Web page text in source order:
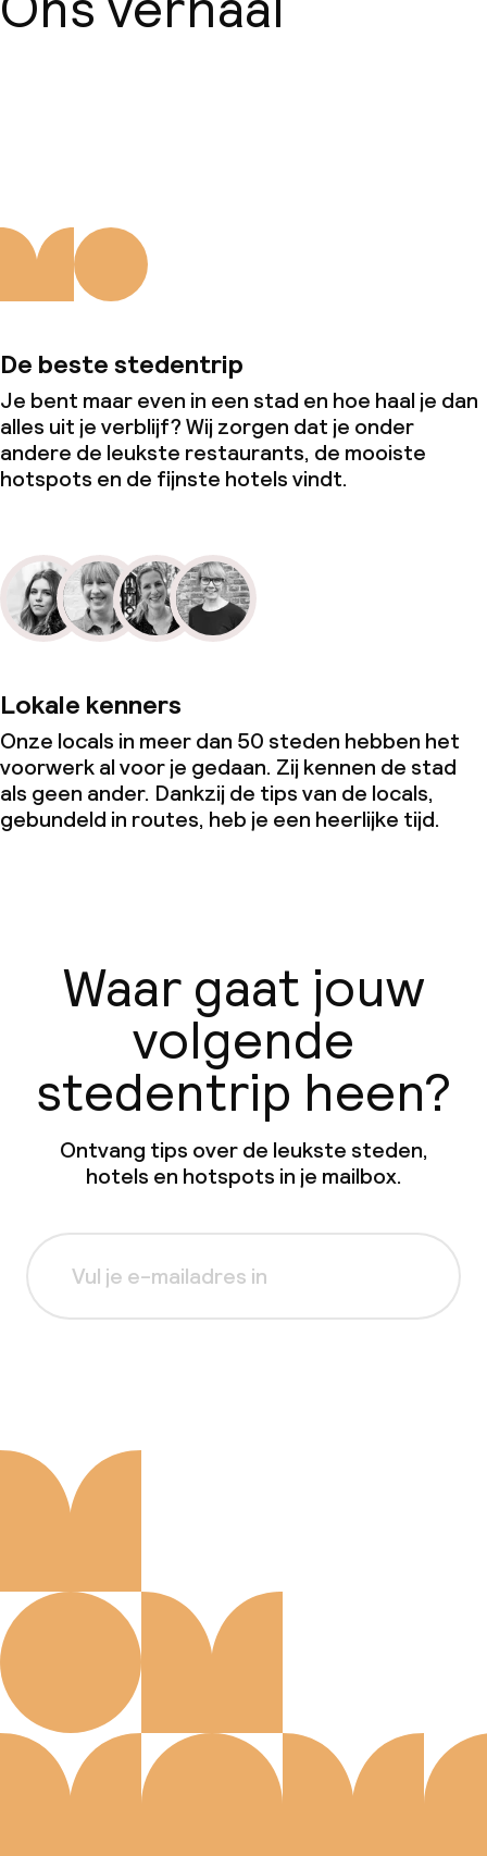
De beste stedentrip
Je bent maar even in een stad en hoe haal je dan
alles uit je verblijf? Wij zorgen dat je onder
andere de leukste restaurants, de mooiste
hotspots en de fijnste hotels vindt.
Lokale kenners
Onze locals in meer dan 50 steden hebben het
voorwerk al voor je gedaan. Zij kennen de stad
als geen ander. Dankzij de tips van de locals,
gebundeld in routes, heb je een heerlijke tijd.
Waar gaat jouw
volgende
stedentrip heen?
Ontvang tips over de leukste steden,
hotels en hotspots in je mailbox.